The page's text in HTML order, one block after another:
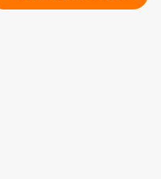
energies vitales de l'atelier